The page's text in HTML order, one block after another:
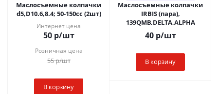
Маслосъемные колпачки
d5,D10.6,8.4; 50-150сс (2шт)
Интернет цена
50р/шт
Розничная цена
55р/шт
В корзину
Маслосъемные колпачки
IRBIS (пара),
139QMB,DELTA,ALPHA
40р/шт
В корзину